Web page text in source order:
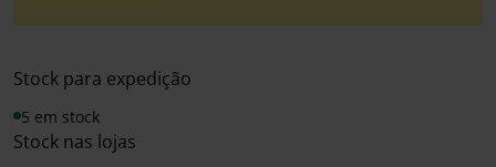
Stock para expedição
5 em stock
Stock nas lojas